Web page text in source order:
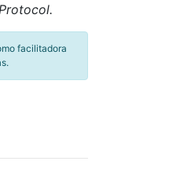
facilitadora